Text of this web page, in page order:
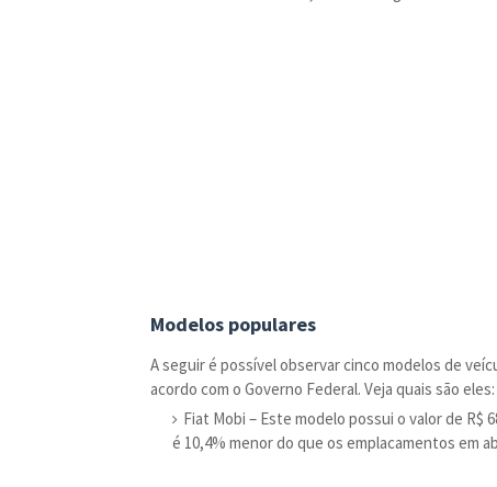
Modelos populares
A seguir é possível observar cinco modelos de
acordo com o Governo Federal. Veja quais são eles:
Fiat Mobi – Este modelo possui o valor de R$
é 10,4% menor do que os emplacamentos em